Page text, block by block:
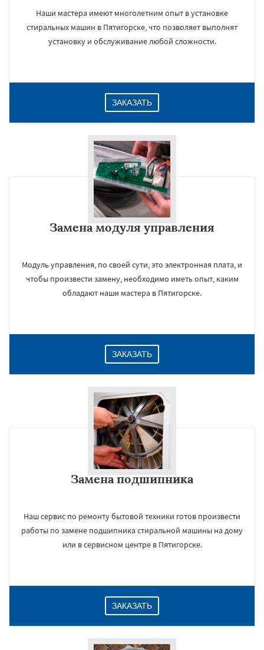
Наши мастера имеют многолетним опыт в установке
стиральных машин в Пятигорске, что позволяет выполнят
установку и обслуживание любой сложности.
ЗАКАЗАТЬ
Замена модуля управления
Модуль управления, по своей сути, это электронная плата, и
чтобы произвести замену, необходимо иметь опыт, каким
обладают наши мастера в Пятигорске.
ЗАКАЗАТЬ
Замена подшипника
Наш сервис по ремонту бытовой техники готов произвести
работы по замене подшипника стиральной машины на дому
или в сервисном центре в Пятигорске.
ЗАКАЗАТЬ